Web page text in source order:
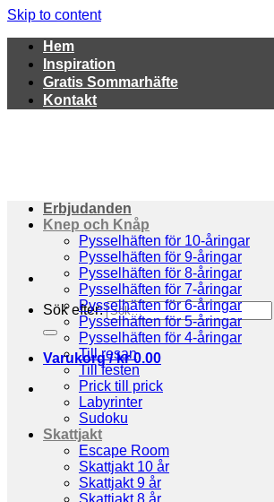
Skip to content
Hem
Inspiration
Gratis Sommarhäfte
Kontakt
Sök efter:
Varukorg /kr0.00
Erbjudanden
Knep och Knåp
Pysselhäften för 10-åringar
Pysselhäften för 9-åringar
Pysselhäften för 8-åringar
Pysselhäften för 7-åringar
Pysselhäften för 6-åringar
Pysselhäften för 5-åringar
Pysselhäften för 4-åringar
Till resan
Till festen
Prick till prick
Labyrinter
Sudoku
Skattjakt
Escape Room
Skattjakt 10 år
Skattjakt 9 år
Skattjakt 8 år